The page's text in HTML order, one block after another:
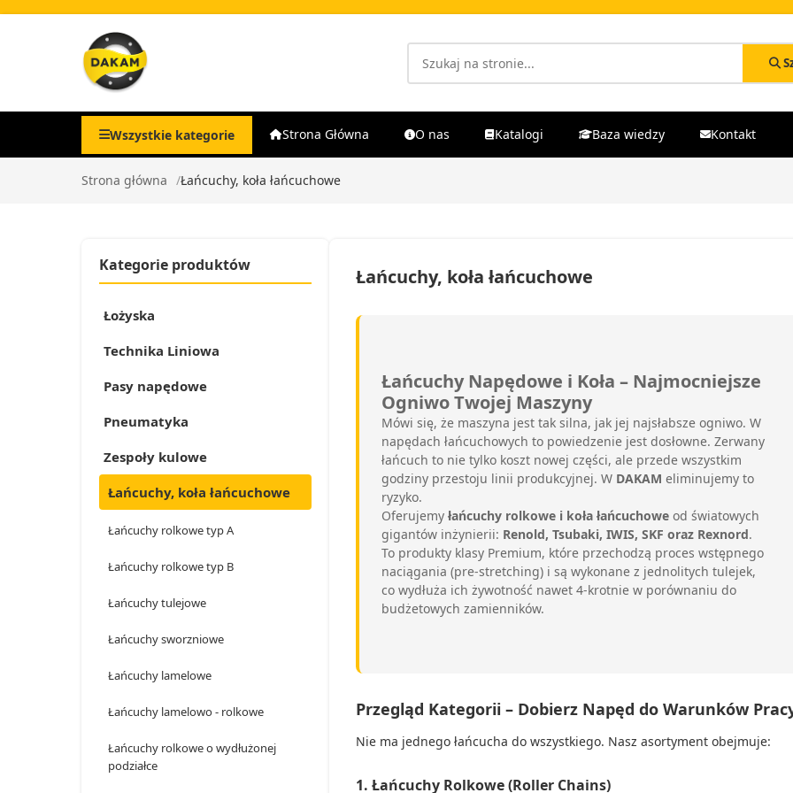
Wszystkie kategorie Strona Główna O nas Katalogi Baza wiedzy Kontakt
Strona główna Łańcuchy, koła łańcuchowe
Kategorie produktów
Łożyska
Technika Liniowa
Pasy napędowe
Pneumatyka
Zespoły kulowe
Łańcuchy, koła łańcuchowe
Łańcuchy rolkowe typ A
Łańcuchy rolkowe typ B
Łańcuchy tulejowe
Łańcuchy sworzniowe
Łańcuchy lamelowe
Łańcuchy lamelowo - rolkowe
Łańcuchy rolkowe o wydłużonej
podziałce
Łańcuchy, koła łańcuchowe
Łańcuchy Napędowe i Koła – Najmocniejsze
Ogniwo Twojej Maszyny
Mówi się, że maszyna jest tak silna, jak jej najsłabsze ogniwo. W
napędach łańcuchowych to powiedzenie jest dosłowne. Zerwany
łańcuch to nie tylko koszt nowej części, ale przede wszystkim
godziny przestoju linii produkcyjnej. W DAKAM eliminujemy to
ryzyko.
Oferujemy łańcuchy rolkowe i koła łańcuchowe od światowych
gigantów inżynierii: Renold, Tsubaki, IWIS, SKF oraz Rexnord.
To produkty klasy Premium, które przechodzą proces wstępnego
naciągania (pre-stretching) i są wykonane z jednolitych tulejek,
co wydłuża ich żywotność nawet 4-krotnie w porównaniu do
budżetowych zamienników.
Przegląd Kategorii – Dobierz Napęd do Warunków
Nie ma jednego łańcucha do wszystkiego. Nasz asortyment obejmuje:
1. Łańcuchy Rolkowe (Roller Chains)